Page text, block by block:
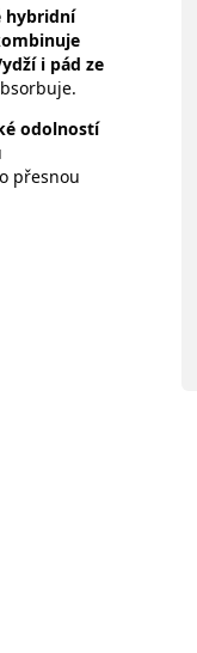
hybridní
i pád ze
odolností
přesnou